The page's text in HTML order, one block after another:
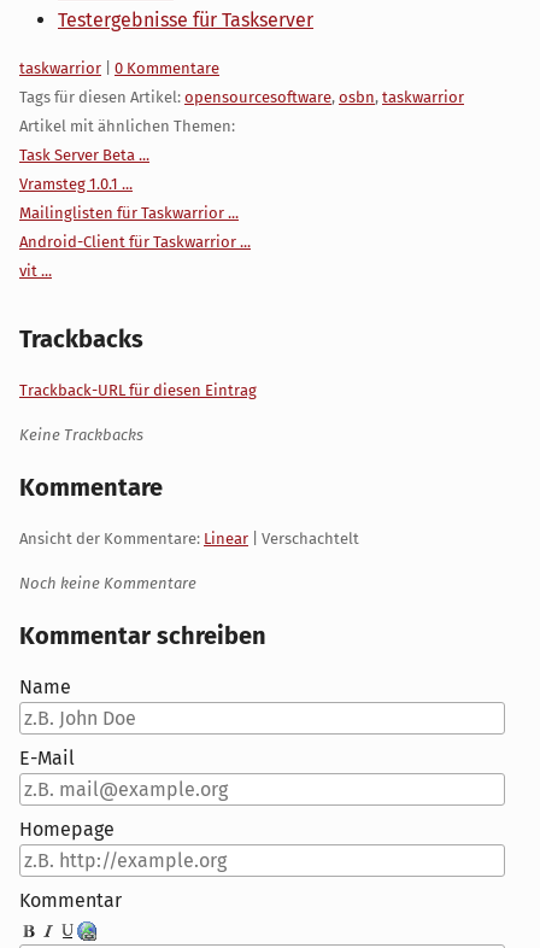
Testergebnisse für Taskserver
Kategorien:
taskwarrior
0 Kommentare
Tags für diesen Artikel: opensourcesoftware, osbn, taskwarrior
Artikel mit ähnlichen Themen:
Task Server Beta ...
Vramsteg 1.0.1 ...
Mailinglisten für Taskwarrior ...
Android-Client für Taskwarrior ...
vit ...
Trackbacks
Trackback-URL für diesen Eintrag
Keine Trackbacks
Kommentare
Ansicht der Kommentare: Linear | Verschachtelt
Noch keine Kommentare
Kommentar schreiben
Name
E-Mail
Homepage
Kommentar